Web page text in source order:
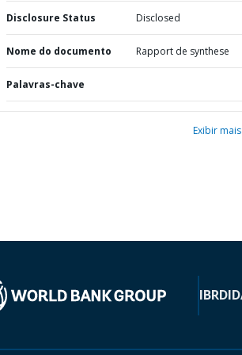
Disclosure Status Disclosed
Nome do documento Rapport de synthese
Palavras-chave
Exibir mais
IBRD